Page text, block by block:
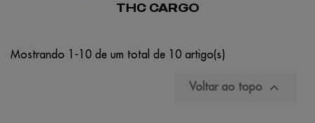
THC CARGO
Mostrando 1-10 de um total de 10 artigo(s)
Voltar ao topo 